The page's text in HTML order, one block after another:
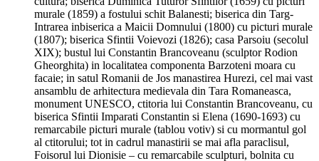
murale (1859) a fostului schit Balanesti; biserica din Targ-
Intrarea inbiserica a Maicii Domnului (1800) cu picturi murale
(1807); biserica Sfintii Voievozi (1826); casa Parsoiu (secolul
XIX); bustul lui Constantin Brancoveanu (sculptor Rodion
Gheorghita) in localitatea componenta Barzoteni moara cu
facaie; in satul Romanii de Jos manastirea Hurezi, cel mai vast
ansamblu de arhitectura medievala din Tara Romaneasca,
monument UNESCO, ctitoria lui Constantin Brancoveanu, cu
biserica Sfintii Imparati Constantin si Elena (1690-1693) cu
remarcabile picturi murale (tablou votiv) si cu mormantul gol
al ctitorului; tot in cadrul manastirii se mai afla paraclisul,
Foisorul lui Dionisie – cu remarcabile sculpturi, bolnita cu